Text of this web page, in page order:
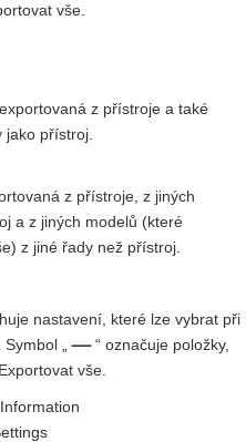
vše.
z přístroje a také
přístroj.
z přístroje, z jiných
a z jiných modelů (které
z jiné řady než přístroj.
nastavení, které lze vybrat při
„
“ označuje položky,
vše.